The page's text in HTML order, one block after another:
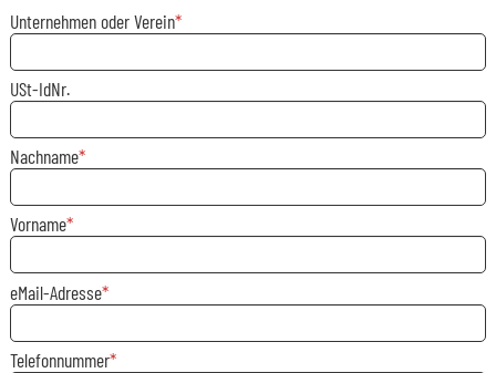
Unternehmen oder Verein
USt-IdNr.
Nachname
Vorname
eMail-Adresse
Telefonnummer